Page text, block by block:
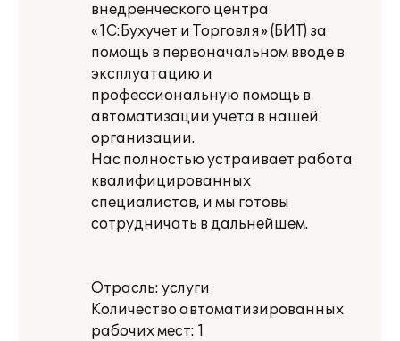
внедренческого центра
«1С:Бухучет и Торговля» (БИТ) за
помощь в первоначальном вводе в
эксплуатацию и
профессиональную помощь в
автоматизации учета в нашей
организации.
Нас полностью устраивает работа
квалифицированных
специалистов, и мы готовы
сотрудничать в дальнейшем.
Отрасль: услуги
Количество автоматизированных
рабочих мест: 1